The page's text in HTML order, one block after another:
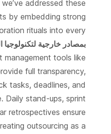
addressed these
by embedding strong
rituals into every
بمصادر خارجية لتكنولوجيا
management tools like
full transparency,
tasks, deadlines, and
Daily stand-ups, sprint
retrospectives ensure
outsourcing as a